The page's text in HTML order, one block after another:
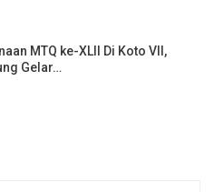
MTQ ke-XLII Di Koto VII,
Gelar…